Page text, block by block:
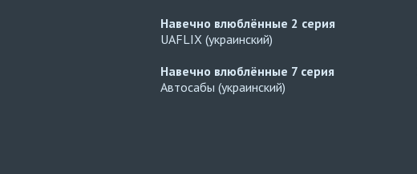
Навечно влюблённые 2 серия
UAFLIX (украинский)
Навечно влюблённые 7 серия
Автосабы (украинский)